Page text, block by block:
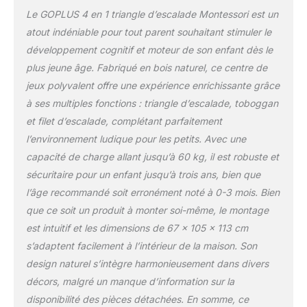
aux enfants de profiter
du plaisir de glisser sans
soucis. De plus, la
fonction de hauteur
ajustable permet aux
enfants de passer des
modes faciles à des
modes plus stimulants
au fur et à mesure de
leur croissance et du
développement de leurs
compétences.
Sécurité avant tout: Le
bois épais de haute
qualité et les joints
renforcés forment une
construction stable et
jouet d'escalade une
excellente durabilité et
une capacité de charge
Le GOPLUS 4 en 1 triangle d’escalade Montessori est un
atout indéniable pour tout parent souhaitant stimuler le
développement cognitif et moteur de son enfant dès le
plus jeune âge. Fabriqué en bois naturel, ce centre de
jeux polyvalent offre une expérience enrichissante grâce
à ses multiples fonctions : triangle d’escalade, toboggan
et filet d’escalade, complétant parfaitement
l’environnement ludique pour les petits. Avec une
capacité de charge allant jusqu’à 60 kg, il est robuste et
sécuritaire pour un enfant jusqu’à trois ans, bien que
l’âge recommandé soit erronément noté à 0-3 mois. Bien
que ce soit un produit à monter soi-même, le montage
est intuitif et les dimensions de 67 x 105 x 113 cm
s’adaptent facilement à l’intérieur de la maison. Son
design naturel s’intègre harmonieusement dans divers
décors, malgré un manque d’information sur la
disponibilité des pièces détachées. En somme, ce